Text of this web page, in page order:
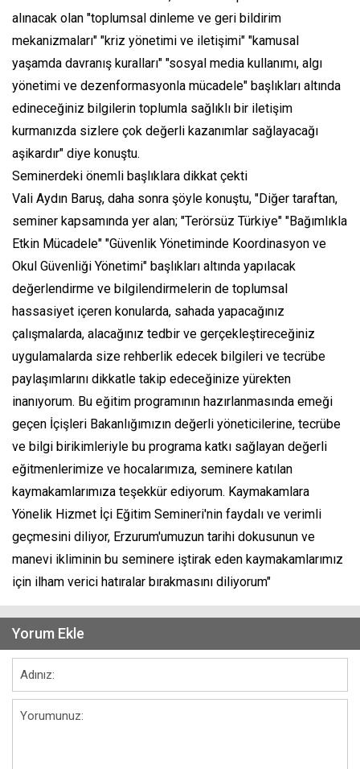
alınacak olan "toplumsal dinleme ve geri bildirim
mekanizmaları" "kriz yönetimi ve iletişimi" "kamusal
yaşamda davranış kuralları" "sosyal media kullanımı, algı
yönetimi ve dezenformasyonla mücadele" başlıkları altında
edineceğiniz bilgilerin toplumla sağlıklı bir iletişim
kurmanızda sizlere çok değerli kazanımlar sağlayacağı
aşikardır" diye konuştu.
Seminerdeki önemli başlıklara dikkat çekti
Vali Aydın Baruş, daha sonra şöyle konuştu, "Diğer taraftan,
seminer kapsamında yer alan; "Terörsüz Türkiye" "Bağımlıkla
Etkin Mücadele" "Güvenlik Yönetiminde Koordinasyon ve
Okul Güvenliği Yönetimi" başlıkları altında yapılacak
değerlendirme ve bilgilendirmelerin de toplumsal
hassasiyet içeren konularda, sahada yapacağınız
çalışmalarda, alacağınız tedbir ve gerçekleştireceğiniz
uygulamalarda size rehberlik edecek bilgileri ve tecrübe
paylaşımlarını dikkatle takip edeceğinize yürekten
inanıyorum. Bu eğitim programının hazırlanmasında emeği
geçen İçişleri Bakanlığımızın değerli yöneticilerine, tecrübe
ve bilgi birikimleriyle bu programa katkı sağlayan değerli
eğitmenlerimize ve hocalarımıza, seminere katılan
kaymakamlarımıza teşekkür ediyorum. Kaymakamlara
Yönelik Hizmet İçi Eğitim Semineri'nin faydalı ve verimli
geçmesini diliyor, Erzurum'umuzun tarihi dokusunun ve
manevi ikliminin bu seminere iştirak eden kaymakamlarımız
için ilham verici hatıralar bırakmasını diliyorum"
Yorum Ekle